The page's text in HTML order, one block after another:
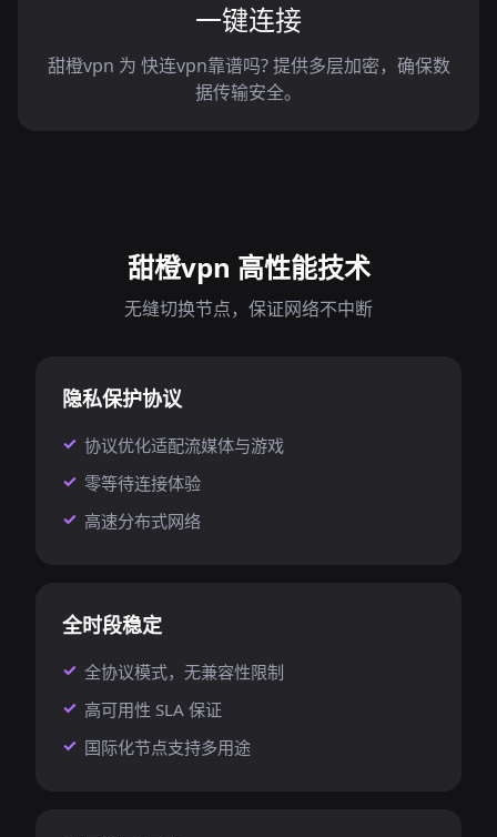
一键连接
甜橙vpn 为 快连vpn靠谱吗? 提供多层加密，确保数
据传输安全。
甜橙vpn 高性能技术
无缝切换节点，保证网络不中断
隐私保护协议
协议优化适配流媒体与游戏
零等待连接体验
高速分布式网络
全时段稳定
全协议模式，无兼容性限制
高可用性 SLA 保证
国际化节点支持多用途